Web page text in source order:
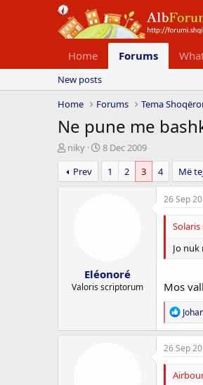
Home Forums
New posts
Home
Forums Tema
Ne pune me
T
h
r
e
niky
D
a
a
m
i
8 Dec 2009
Prev
1 2 3 4 Më
Eléonoré
Valoris scriptorum
26 Sep
Solaris
Jo
Mos
R
e
a
c
o
26 Sep